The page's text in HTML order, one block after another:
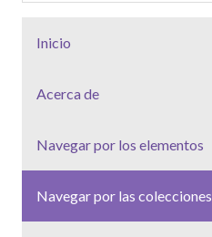
Inicio
Acerca de
Navegar por los elementos
Navegar por las colecciones